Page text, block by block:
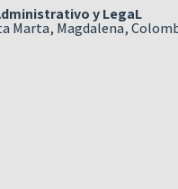
y LegaL
Marta, Magdalena,